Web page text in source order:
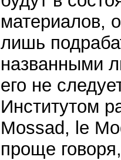
материалов,
лишь
названными
его не
Институтом
Mossad, le
проще